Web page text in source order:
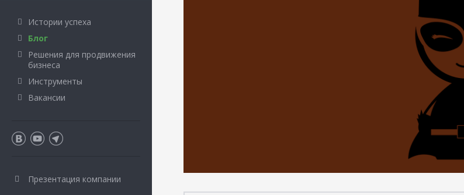
Истории успеха
Блог
Решения для продвижения
бизнеса
Инструменты
Вакансии
Презентация компании